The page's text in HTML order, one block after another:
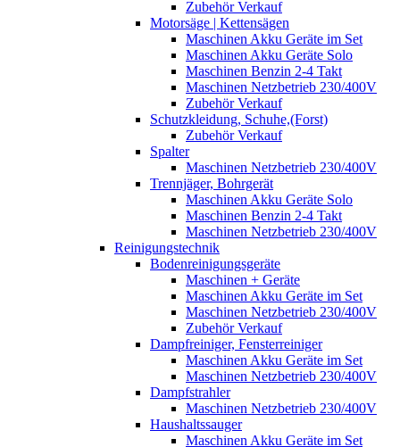
Zubehör Verkauf
Motorsäge | Kettensägen
Maschinen Akku Geräte im Set
Maschinen Akku Geräte Solo
Maschinen Benzin 2-4 Takt
Maschinen Netzbetrieb 230/400V
Zubehör Verkauf
Schutzkleidung, Schuhe,(Forst)
Zubehör Verkauf
Spalter
Maschinen Netzbetrieb 230/400V
Trennjäger, Bohrgerät
Maschinen Akku Geräte Solo
Maschinen Benzin 2-4 Takt
Maschinen Netzbetrieb 230/400V
Reinigungstechnik
Bodenreinigungsgeräte
Maschinen + Geräte
Maschinen Akku Geräte im Set
Maschinen Netzbetrieb 230/400V
Zubehör Verkauf
Dampfreiniger, Fensterreiniger
Maschinen Akku Geräte im Set
Maschinen Netzbetrieb 230/400V
Dampfstrahler
Maschinen Netzbetrieb 230/400V
Haushaltssauger
Maschinen Akku Geräte im Set